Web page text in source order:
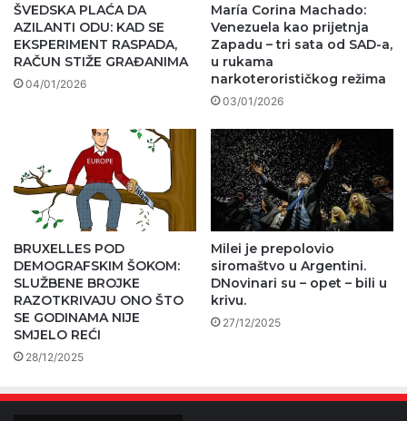
ŠVEDSKA PLAĆA DA
AZILANTI ODU: KAD SE
EKSPERIMENT RASPADA,
RAČUN STIŽE GRAĐANIMA
04/01/2026
María Corina Machado:
Venezuela kao prijetnja
Zapadu – tri sata od SAD-a,
u rukama
narkoterorističkog režima
03/01/2026
BRUXELLES POD
DEMOGRAFSKIM ŠOKOM:
SLUŽBENE BROJKE
RAZOTKRIVAJU ONO ŠTO
SE GODINAMA NIJE
SMJELO REĆI
28/12/2025
Milei je prepolovio
siromaštvo u Argentini.
DNovinari su – opet – bili u
krivu.
27/12/2025